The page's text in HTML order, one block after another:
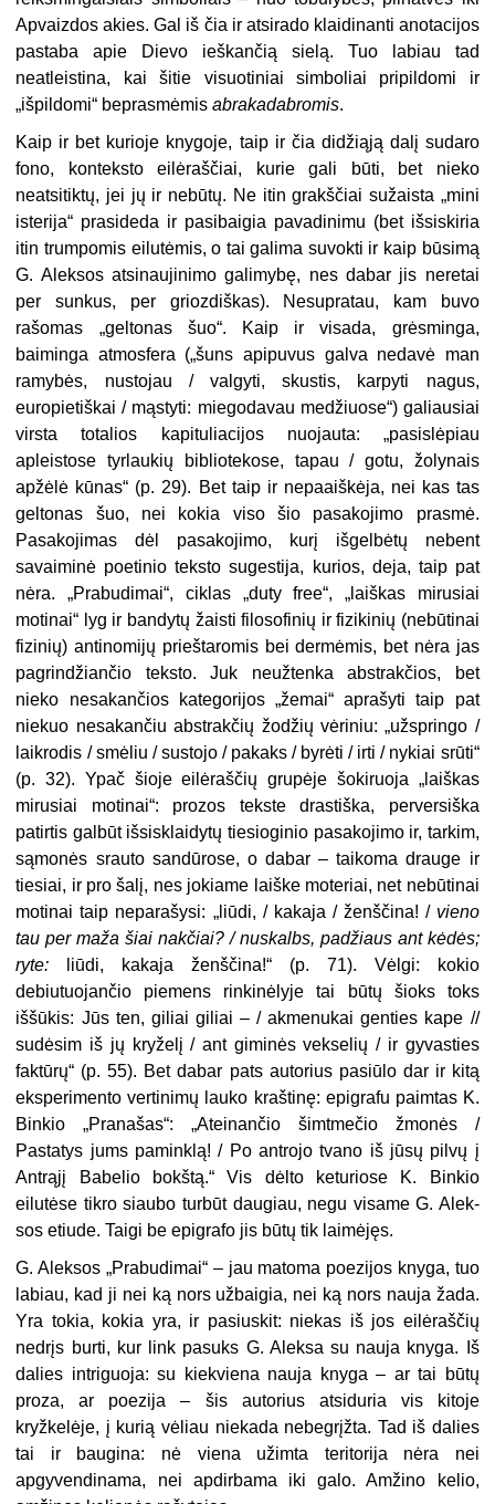
Apvaizdos akies. Gal iš čia ir atsirado klaidinanti anotacijos
pasta­ba apie Dievo ieškančią sielą. Tuo la­biau tad
neatleistina, kai šitie visuo­tiniai simboliai pripildomi ir
„išpildo­mi“ beprasmėmisabrakadabromis.
Kaip ir bet kurioje knygoje, taip ir čia didžiąją dalį sudaro
fono, konteks­to eilėraščiai, kurie gali būti, bet nieko
neatsitiktų, jei jų ir nebūtų. Ne itin grakščiai sužaista „mini
isterija“ prasi­deda ir pasibaigia pavadinimu (bet iš­siskiria
itin trumpomis eilutėmis, o tai galima suvokti ir kaip būsimą
G. Alek­sos atsinaujinimo galimybę, nes dabar jis neretai
per sunkus, per griozdiš­kas). Nesupratau, kam buvo
rašomas „geltonas šuo“. Kaip ir visada, grės­minga,
baiminga atmosfera („šuns apipuvus galva nedavė man
ramybės, nustojau / valgyti, skustis, karpyti na­gus,
europietiškai / mąstyti: miegoda­vau medžiuose“) galiausiai
virsta to­talios kapituliacijos nuojauta: „pasi­slėpiau
apleistose tyrlaukių biblio­tekose, tapau / gotu, žolynais
apžėlė kūnas“ (p. 29). Bet taip ir nepaaiškėja, nei kas tas
geltonas šuo, nei kokia viso šio pasakojimo prasmė.
Pasakojimas dėl pasakojimo, kurį išgelbėtų nebent
savaiminė poetinio teksto sugestija, kurios, deja, taip pat
nėra. „Prabu­dimai“, ciklas „duty free“, „laiškas mirusiai
motinai“ lyg ir bandytų žaisti filosofinių ir fizikinių (nebūtinai
fizi­nių) antinomijų prieštaromis bei der­mėmis, bet nėra jas
pagrindžiančio teksto. Juk neužtenka abstrakčios, bet
nieko nesakančios kategorijos „žemai“ aprašyti taip pat
niekuo nesakančiu abstrakčių žodžių vėriniu: „užspringo /
laikrodis / smėliu / sustojo / pakaks / byrėti / irti / nykiai srūti“
(p. 32). Ypač šioje eilėraščių grupėje šokiruoja „laiškas
mirusiai motinai“: prozos tekste drastiška, perversiška
patirtis galbūt išsisklaidytų tiesioginio pasa­kojimo ir, tarkim,
sąmonės srauto sandūrose, o dabar – taikoma drauge ir
tiesiai, ir pro šalį, nes jokiame laiške moteriai, net nebūtinai
motinai taip neparašysi: „liūdi, / kakaja / ženščina! / vieno
tau per maža šiai nakčiai? / nuskalbs, padžiaus ant kėdės;
ryte:
liūdi, kakaja ženščina!“ (p. 71). Vėlgi: kokio
debiutuojančio piemens rinkinė­lyje tai būtų šioks toks
iššūkis: Jūs ten, giliai giliai – / akmenukai genties kape //
sudėsim iš jų kryželį / ant gimi­nės vekselių / ir gyvasties
faktūrų“ (p. 55). Bet dabar pats autorius pasiūlo dar ir kitą
eksperimento vertinimų lauko kraštinę: epigrafu paimtas K.
Binkio „Pranašas“: „Ateinančio šimtmečio žmonės /
Pastatys jums paminklą! / Po antrojo tvano iš jūsų pilvų į
Antrąjį Babelio bokštą.“ Vis dėlto ke­turiose K. Binkio
eilutėse tikro siaubo turbūt daugiau, negu visame G. Alek­
sos etiude. Taigi be epigrafo jis būtų tik laimėjęs.
G. Aleksos „Prabudimai“ – jau ma­toma poezijos knyga, tuo
labiau, kad ji nei ką nors užbaigia, nei ką nors nauja žada.
Yra tokia, kokia yra, ir pasiuskit: niekas iš jos eilėraščių
nedrįs burti, kur link pasuks G. Aleksa su nauja knyga. Iš
dalies intriguoja: su kiek­viena nauja knyga – ar tai būtų
proza, ar poezija – šis autorius atsiduria vis kitoje
kryžkelėje, į kurią vėliau nie­kada nebegrįžta. Tad iš dalies
tai ir baugina: nė viena užimta teritorija nė­ra nei
apgyvendinama, nei apdirbama iki galo. Amžino kelio,